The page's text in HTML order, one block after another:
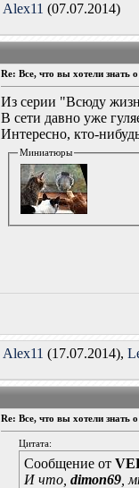
Alex11 (07.07.2014)
Re: Все, что вы хотели
Из серии "Всюду
В сети давно уже
Интересно, кто-
Миниатюры
Alex11 (17.07.2014),
Re: Все, что вы хотели
Цитата:
Сообщение от
И что,dimon69 ,